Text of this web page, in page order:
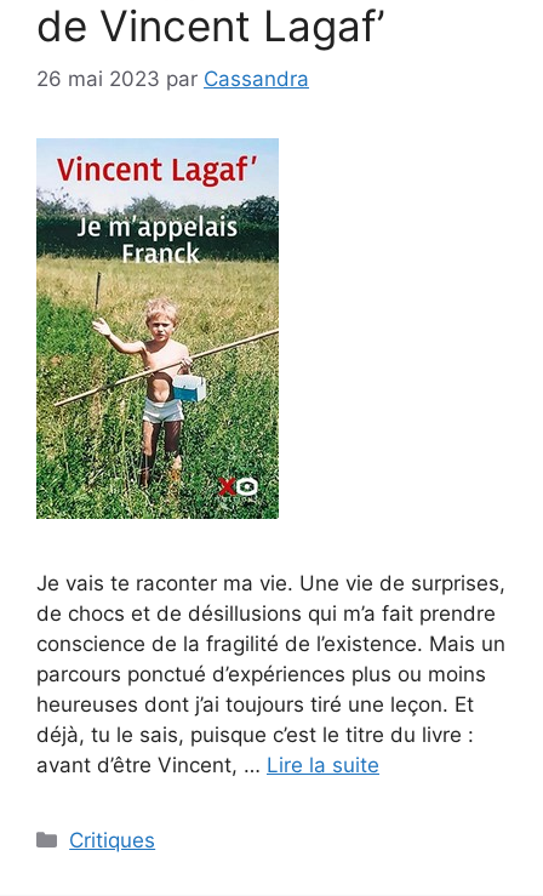
de Vincent Lagaf’
26 mai 2023 par Cassandra
Je vais te raconter ma vie. Une vie de surprises,
de chocs et de désillusions qui m’a fait prendre
conscience de la fragilité de l’existence. Mais un
parcours ponctué d’expériences plus ou moins
heureuses dont j’ai toujours tiré une leçon. Et
déjà, tu le sais, puisque c’est le titre du livre :
avant d’être Vincent, … Lire la suite
Critiques